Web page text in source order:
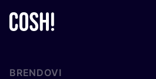
BRENDOVI